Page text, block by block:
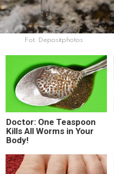
Fot. Depositphotos
Doctor: One Teaspoon
Kills All Worms in Your
Body!